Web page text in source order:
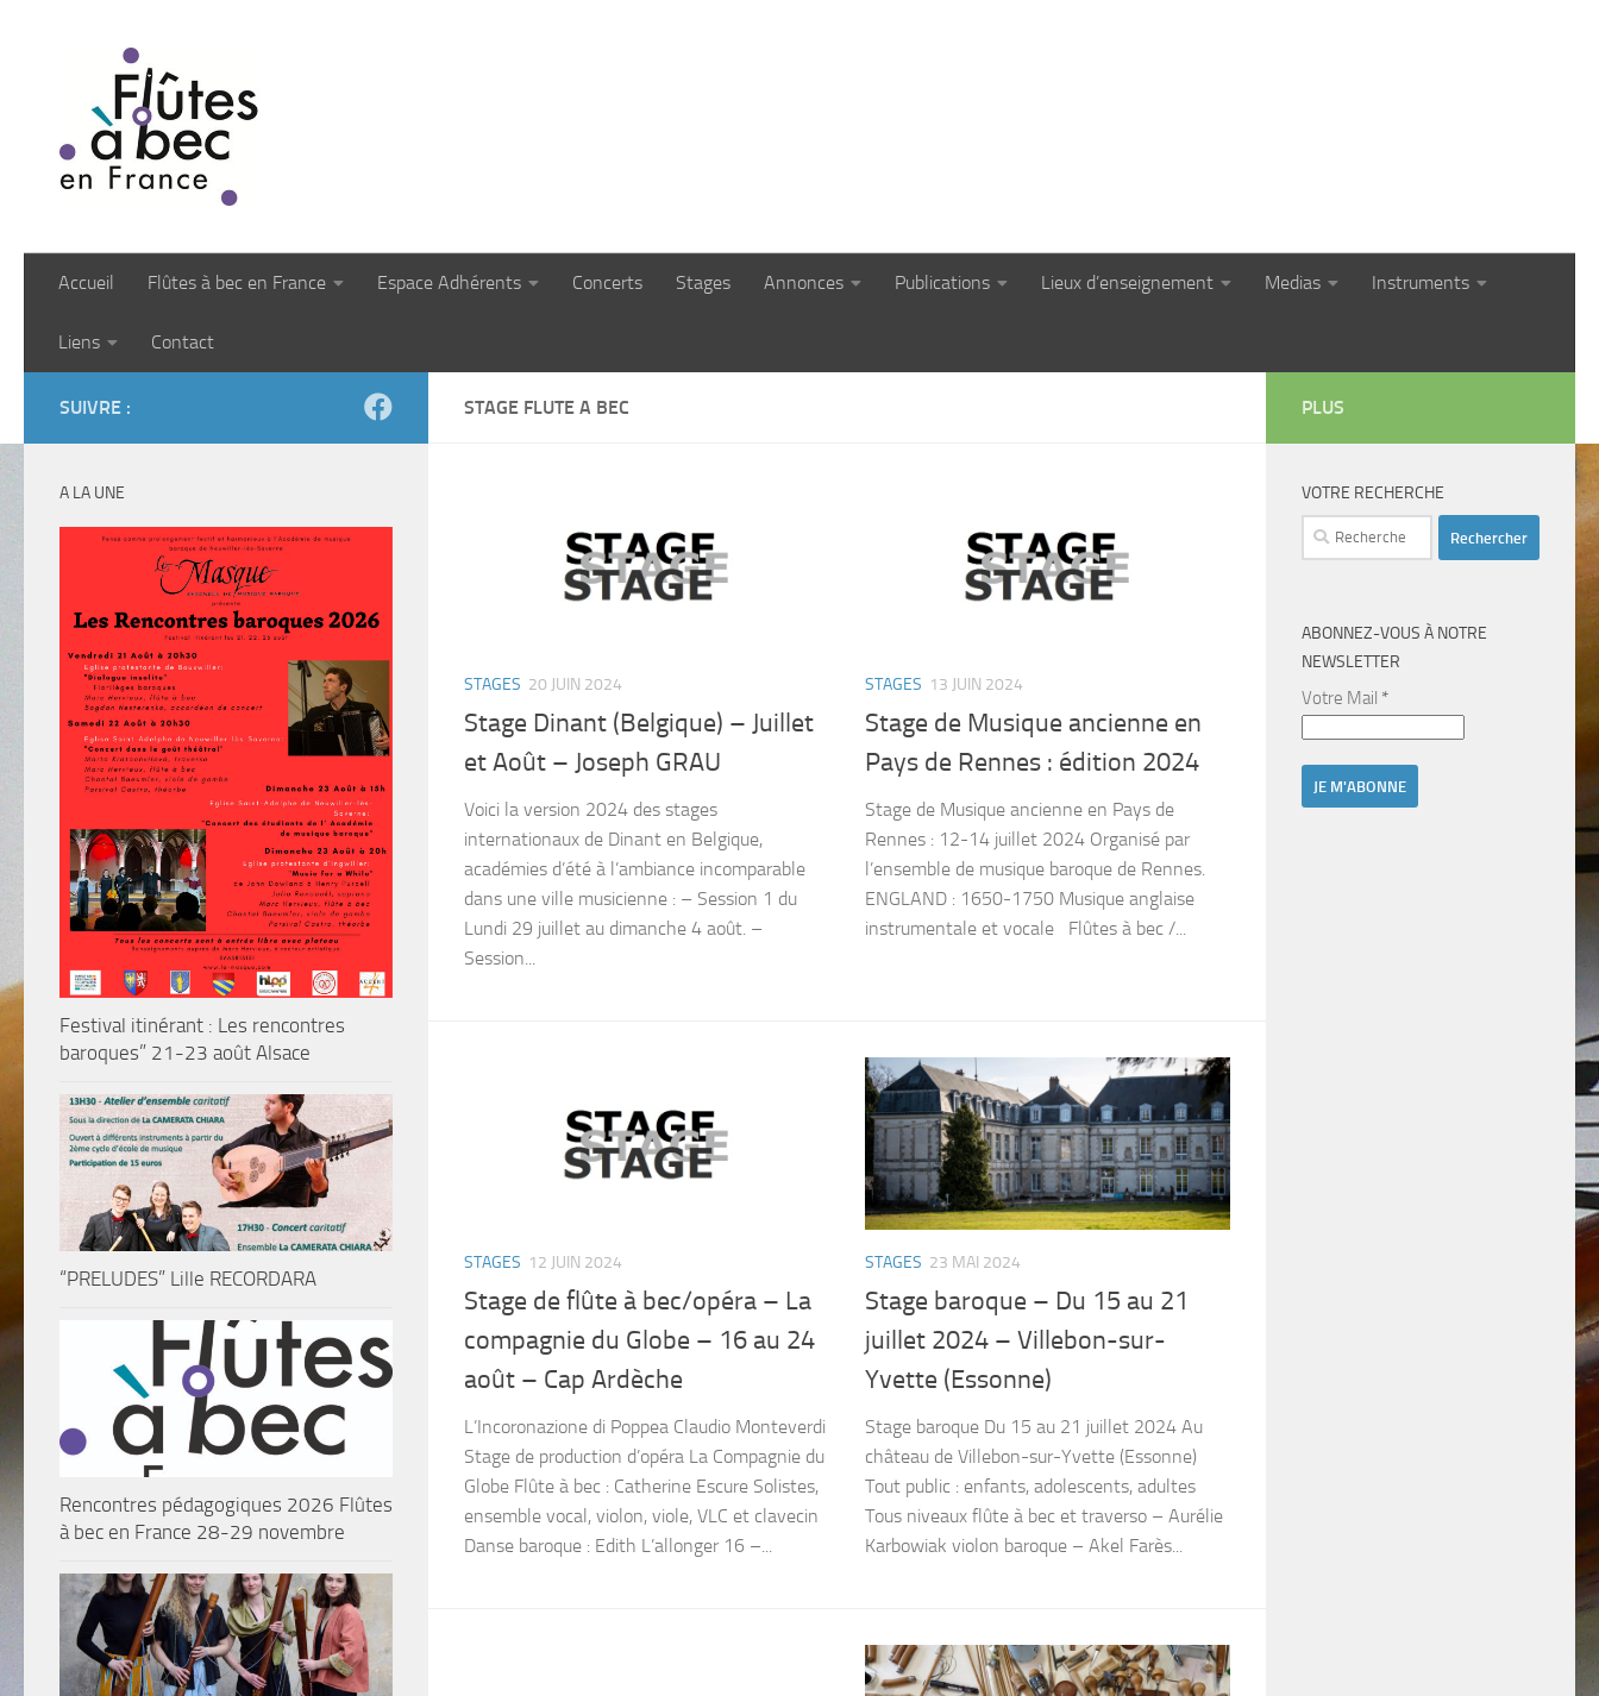
Accueil Flûtes à bec en France Espace Adhérents Concerts Stages Annonces Publications Lieux d’enseignement Medias Instruments
Liens Contact
STAGE FLUTE A BEC
STAGES 20 JUIN 2024
Stage Dinant (Belgique) – Juillet
et Août – Joseph GRAU
Voici la version 2024 des stages
internationaux de Dinant en Belgique,
académies d’été à l’ambiance incomparable
dans une ville musicienne : – Session 1 du
Lundi 29 juillet au dimanche 4 août. –
Session...
STAGES 13 JUIN 2024
Stage de Musique ancienne en
Pays de Rennes : édition 2024
Stage de Musique ancienne en Pays de
Rennes : 12-14 juillet 2024 Organisé par
l’ensemble de musique baroque de Rennes.
ENGLAND : 1650-1750 Musique anglaise
instrumentale et vocale Flûtes à bec /...
STAGES 12 JUIN 2024
Stage de flûte à bec/opéra – La
compagnie du Globe – 16 au 24
août – Cap Ardèche
L’Incoronazione di Poppea Claudio Monteverdi
Stage de production d’opéra La Compagnie du
Globe Flûte à bec : Catherine Escure Solistes,
ensemble vocal, violon, viole, VLC et clavecin
Danse baroque : Edith L’allonger 16 –...
STAGES 23 MAI 2024
Stage baroque – Du 15 au 21
juillet 2024 – Villebon-sur-
Yvette (Essonne)
Stage baroque Du 15 au 21 juillet 2024 Au
château de Villebon-sur-Yvette (Essonne)
Tout public : enfants, adolescents, adultes
Tous niveaux flûte à bec et traverso – Aurélie
Karbowiak violon baroque – Akel Farès...
SUIVRE :
A LA UNE
Festival itinérant : Les rencontres
baroques” 21-23 août Alsace
“PRELUDES” Lille RECORDARA
Rencontres pédagogiques 2026 Flûtes
à bec en France 28-29 novembre
PLUS
VOTRE RECHERCHE
Rechercher :
ABONNEZ-VOUS À NOTRE
NEWSLETTER
Votre Mail *